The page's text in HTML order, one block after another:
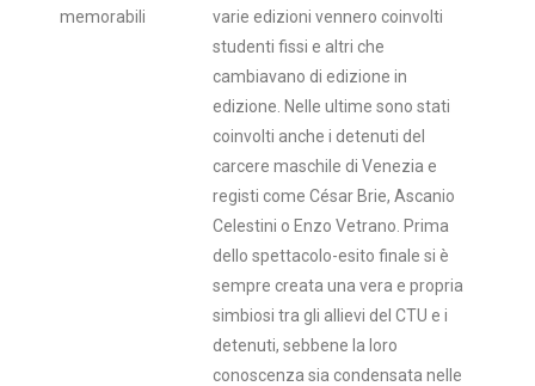
memorabili
varie edizioni vennero coinvolti
studenti fissi e altri che
cambiavano di edizione in
edizione. Nelle ultime sono stati
coinvolti anche i detenuti del
carcere maschile di Venezia e
registi come César Brie, Ascanio
Celestini o Enzo Vetrano. Prima
dello spettacolo-esito finale si è
sempre creata una vera e propria
simbiosi tra gli allievi del CTU e i
detenuti, sebbene la loro
conoscenza sia condensata nelle